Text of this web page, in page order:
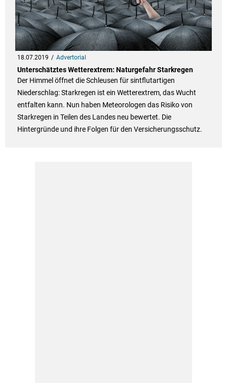
18.07.2019 Advertorial
Unterschätztes Wetterextrem: Naturgefahr Starkregen
Der Himmel öffnet die Schleusen für sintflutartigen
Niederschlag: Starkregen ist ein Wetterextrem, das Wucht
entfalten kann. Nun haben Meteorologen das Risiko von
Starkregen in Teilen des Landes neu bewertet. Die
Hintergründe und ihre Folgen für den Versicherungsschutz.